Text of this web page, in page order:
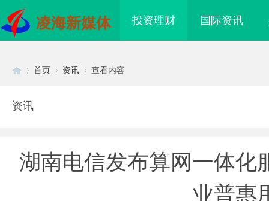
凌海新媒体 投资理财 国际资讯
首页 资讯 查看内容
资讯
湖南电信发布算网一体化
业普惠